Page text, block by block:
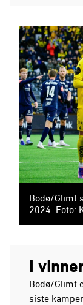
Bodø/Glimt
2024. Foto:
I
Bodø/Glimt
siste